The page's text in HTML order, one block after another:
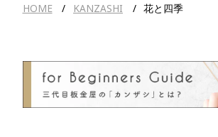
HOME KANZASHI 花と四季